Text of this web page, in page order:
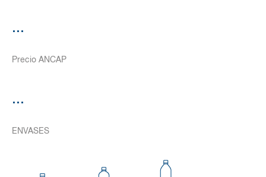
...
Precio ANCAP
...
ENVASES